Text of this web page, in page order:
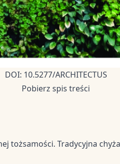
DOI: 10.5277/ARCHITECTUS
Pobierz spis treści
tożsamości. Tradycyjna